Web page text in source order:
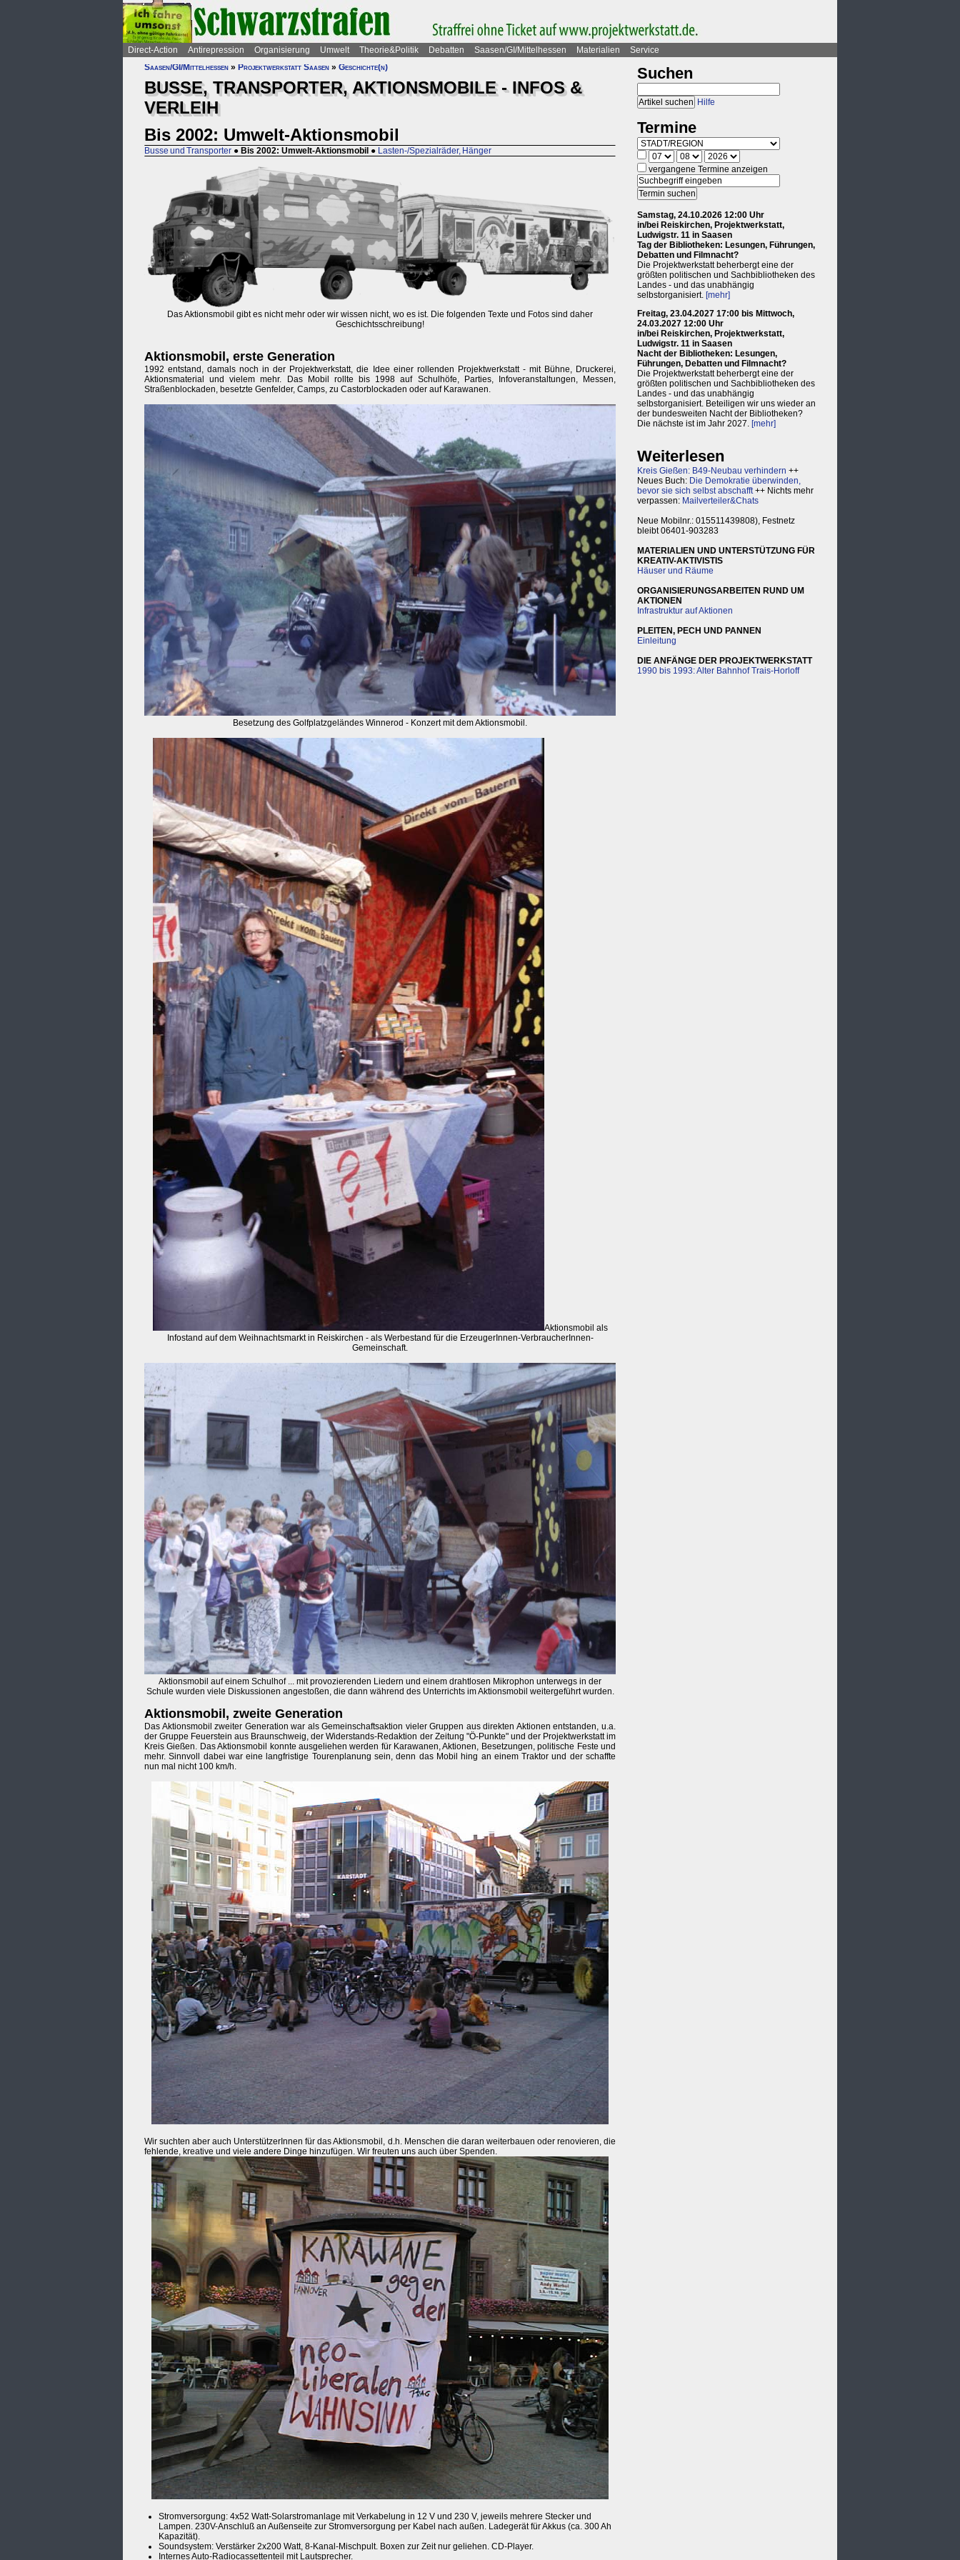
Direct-Action Antirepression Organisierung Umwelt Theorie&Politik Debatten Saasen/GI/Mittelhessen Materialien
Service
Saasen/GI/Mittelhessen » Projektwerkstatt Saasen » Geschichte(n)
BUSSE, TRANSPORTER, AKTIONSMOBILE - INFOS &
VERLEIH
Bis 2002: Umwelt-Aktionsmobil
Busse und Transporter ● Bis 2002: Umwelt-Aktionsmobil ● Lasten-/Spezialräder, Hänger
Das Aktionsmobil gibt es nicht mehr oder wir wissen nicht, wo es ist. Die folgenden Texte und Fotos sind daher
Geschichtsschreibung!
Aktionsmobil, erste Generation
1992 entstand, damals noch in der Projektwerkstatt, die Idee einer rollenden Projektwerkstatt - mit Bühne, Druckerei,
Aktionsmaterial und vielem mehr. Das Mobil rollte bis 1998 auf Schulhöfe, Parties, Infoveranstaltungen, Messen,
Straßenblockaden, besetzte Genfelder, Camps, zu Castorblockaden oder auf Karawanen.
Besetzung des Golfplatzgeländes Winnerod - Konzert mit dem Aktionsmobil.
Aktionsmobil als
Infostand auf dem Weihnachtsmarkt in Reiskirchen - als Werbestand für die ErzeugerInnen-VerbraucherInnen-
Gemeinschaft.
Aktionsmobil auf einem Schulhof ... mit provozierenden Liedern und einem drahtlosen Mikrophon unterwegs in der
Schule wurden viele Diskussionen angestoßen, die dann während des Unterrichts im Aktionsmobil weitergeführt wurden.
Aktionsmobil, zweite Generation
Das Aktionsmobil zweiter Generation war als Gemeinschaftsaktion vieler Gruppen aus direkten Aktionen entstanden, u.a.
der Gruppe Feuerstein aus Braunschweig, der Widerstands-Redaktion der Zeitung "Ö-Punkte" und der Projektwerkstatt im
Kreis Gießen. Das Aktionsmobil konnte ausgeliehen werden für Karawanen, Aktionen, Besetzungen, politische Feste und
mehr. Sinnvoll dabei war eine langfristige Tourenplanung sein, denn das Mobil hing an einem Traktor und der schaffte
nun mal nicht 100 km/h.
Wir suchten aber auch UnterstützerInnen für das Aktionsmobil, d.h. Menschen die daran weiterbauen oder renovieren, die
fehlende, kreative und viele andere Dinge hinzufügen. Wir freuten uns auch über Spenden.
Stromversorgung: 4x52 Watt-Solarstromanlage mit Verkabelung in 12 V und 230 V, jeweils mehrere Stecker und
Lampen. 230V-Anschluß an Außenseite zur Stromversorgung per Kabel nach außen. Ladegerät für Akkus (ca. 300 Ah
Kapazität).
Soundsystem: Verstärker 2x200 Watt, 8-Kanal-Mischpult. Boxen zur Zeit nur geliehen. CD-Player.
Internes Auto-Radiocassettenteil mit Lautsprecher.
Suchen
Hilfe
Termine
vergangene Termine anzeigen
Samstag, 24.10.2026 12:00 Uhr
in/bei Reiskirchen, Projektwerkstatt,
Ludwigstr. 11 in Saasen
Tag der Bibliotheken: Lesungen, Führungen,
Debatten und Filmnacht?
Die Projektwerkstatt beherbergt eine der
größten politischen und Sachbibliotheken des
Landes - und das unabhängig
selbstorganisiert. [mehr]
Freitag, 23.04.2027 17:00 bis Mittwoch,
24.03.2027 12:00 Uhr
in/bei Reiskirchen, Projektwerkstatt,
Ludwigstr. 11 in Saasen
Nacht der Bibliotheken: Lesungen,
Führungen, Debatten und Filmnacht?
Die Projektwerkstatt beherbergt eine der
größten politischen und Sachbibliotheken des
Landes - und das unabhängig
selbstorganisiert. Beteiligen wir uns wieder an
der bundesweiten Nacht der Bibliotheken?
Die nächste ist im Jahr 2027. [mehr]
Weiterlesen
Kreis Gießen: B49-Neubau verhindern ++
Neues Buch: Die Demokratie überwinden,
bevor sie sich selbst abschafft++ Nichts mehr
verpassen: Mailverteiler&Chats
Neue Mobilnr.: 015511439808), Festnetz
bleibt 06401-903283
MATERIALIEN UND UNTERSTÜTZUNG FÜR
KREATIV-AKTIVISTIS
Häuser und Räume
ORGANISIERUNGSARBEITEN RUND UM
AKTIONEN
Infrastruktur auf Aktionen
PLEITEN, PECH UND PANNEN
Einleitung
DIE ANFÄNGE DER PROJEKTWERKSTATT
1990 bis 1993: Alter Bahnhof Trais-Horloff